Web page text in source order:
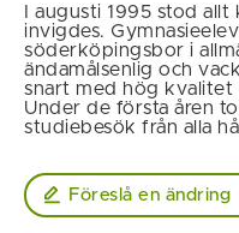
I augusti 1995 stod
invigdes.
söderköpingsbor i
ändamålsenlig och
snart med hög
Under de första åren
studiebesök från alla
Föreslå en ändring